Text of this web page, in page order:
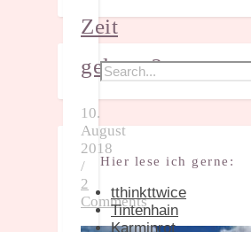
Zeit
gelesen?
10.
August
2018
/
2
Comments
Hier lese ich gerne:
tthinkttwice
Tintenhain
Karminrot